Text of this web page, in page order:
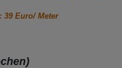
39 Euro/ Meter